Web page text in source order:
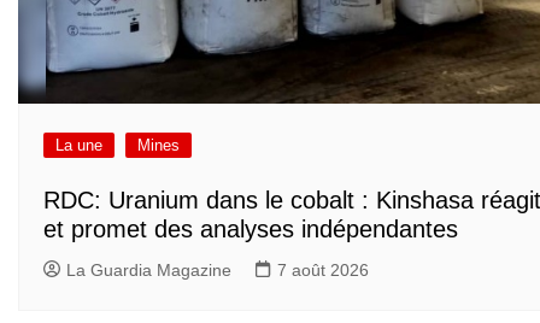
La une Mines
RDC: Uranium dans le cobalt : Kinshasa réagit
et promet des analyses indépendantes
La Guardia Magazine 7 août 2026